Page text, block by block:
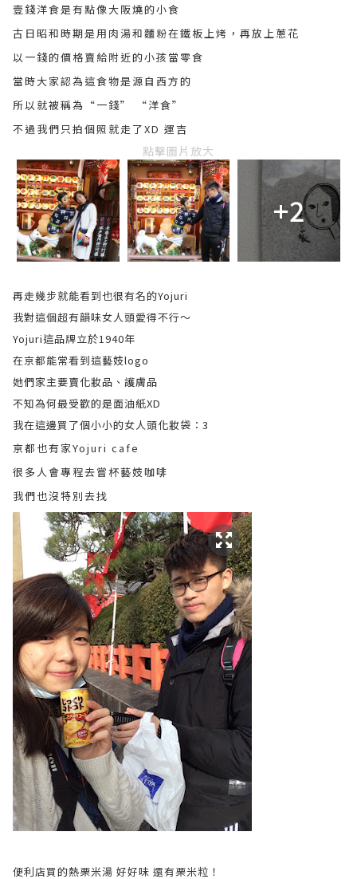
壹錢洋食是有點像大阪燒的小食
古日昭和時期是用肉湯和麵粉在鐵板上烤，再放上蔥花
以一錢的價格賣給附近的小孩當零食
當時大家認為這食物是源自西方的
所以就被稱為“一錢” “洋食”
不過我們只拍個照就走了XD 運吉
點擊圖片放大
+2
再走幾步就能看到也很有名的Yojuri
我對這個超有韻味女人頭愛得不行～
Yojuri這品牌立於1940年
在京都能常看到這藝妓logo
她們家主要賣化妝品、護膚品
不知為何最受歡的是面油紙XD
我在這邊買了個小小的女人頭化妝袋：3
京都也有家Yojuri cafe
很多人會專程去嘗杯藝妓咖啡
我們也沒特別去找
便利店買的熱栗米湯 好好味 還有栗米粒！